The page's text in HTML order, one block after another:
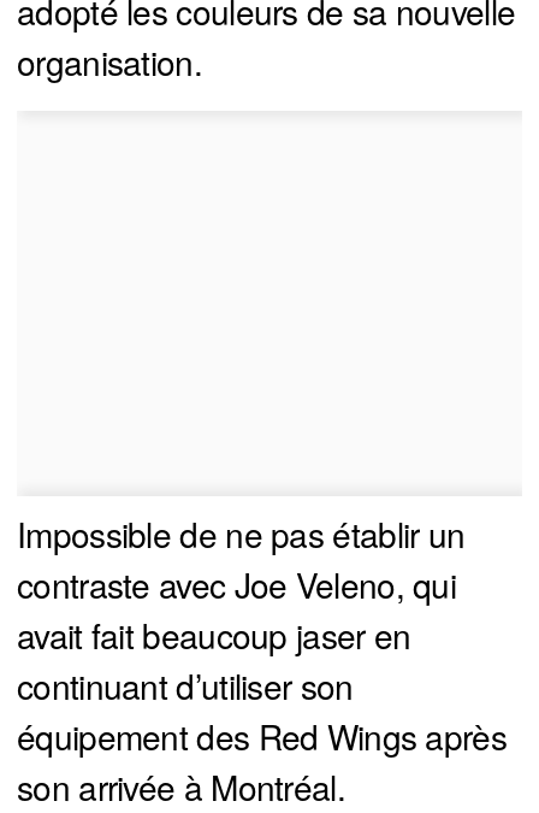
adopté les couleurs de sa nouvelle
organisation.
Impossible de ne pas établir un
contraste avec Joe Veleno, qui
avait fait beaucoup jaser en
continuant d’utiliser son
équipement des Red Wings après
son arrivée à Montréal.